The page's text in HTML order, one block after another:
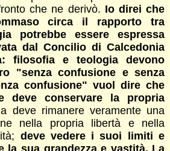
che ne derivò. Io direi che
circa il rapporto tra
potrebbe essere espressa
dal Concilio di Calcedonia
filosofia e teologia devono
"senza confusione e senza
confusione" vuol dire che
deve conservare la propria
deve rimanere veramente una
nella propria libertà e nella
deve vedere i suoi limiti e